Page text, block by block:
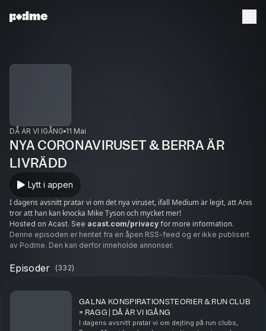
DÅ ÄR VI IGÅNG 11 Mai
NYA CORONAVIRUSET & BERRA ÄR
LIVRÄDD
Lytt i appen
I dagens avsnitt pratar vi om det nya viruset, ifall Medium är legit, att Anis
tror att han kan knocka Mike Tyson och mycket mer!
Hosted on Acast. See acast.com/privacy for more information.
Denne episoden er hentet fra en åpen RSS-feed og er ikke publisert
av Podme. Den kan derfor inneholde annonser.
Episoder (332)
GALNA KONSPIRATIONSTEORIER & RUN CLUB
= RAGG | DÅ ÄR VI IGÅNG
I dagens avsnitt pratar vi om dejting på run clubs,